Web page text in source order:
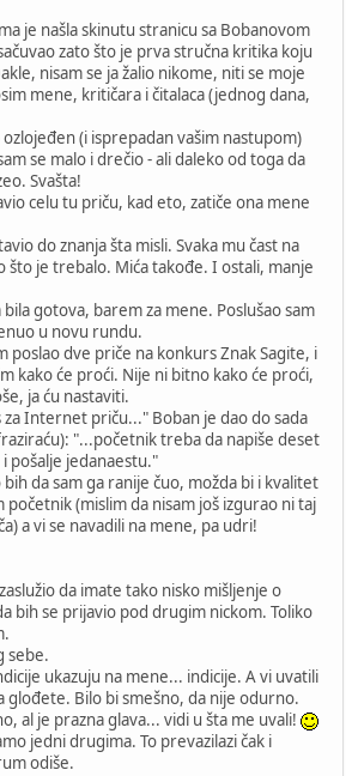
je našla skinutu stranicu sa Bobanovom
zato što je prva stručna kritika koju
nisam se ja žalio nikome, niti se moje
mene, kritičara i čitalaca (jednog dana,
ozlojeđen (i isprepadan vašim nastupom)
se malo i drečio - ali daleko od toga da
Svašta!
celu tu priču, kad eto, zatiče ona mene
do znanja šta misli. Svaka mu čast na
što je trebalo. Mića takođe. I ostali, manje
bila gotova, barem za mene. Poslušao sam
u novu rundu.
poslao dve priče na konkurs Znak Sagite, i
kako će proći. Nije ni bitno kako će proći,
ja ću nastaviti.
za Internet priču..." Boban je dao do sada
"...početnik treba da napiše deset
i pošalje jedanaestu."
da sam ga ranije čuo, možda bi i kvalitet
početnik (mislim da nisam još izgurao ni taj
a vi se navadili na mene, pa udri!
da imate tako nisko mišljenje o
bih se prijavio pod drugim nickom. Toliko
sebe.
ukazuju na mene... indicije. A vi uvatili
glođete. Bilo bi smešno, da nije odurno.
al je prazna glava... vidi u šta me uvali!
jedni drugima. To prevazilazi čak i
odiše.